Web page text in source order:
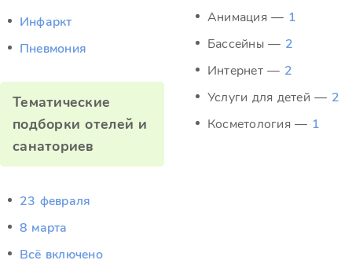
Инфаркт
Пневмония
Тематические
подборки отелей и
санаториев
23 февраля
8 марта
Всё включено
Анимация — 1
Бассейны — 2
Интернет — 2
Услуги для детей — 2
Косметология — 1